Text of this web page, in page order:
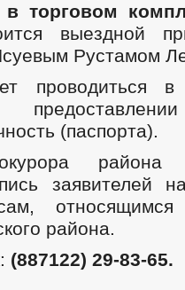
торговом
выездной
Рустамом
проводиться в
(паспорта).
района
заявителей
относящимся
района.
(887122) 29-83-65.